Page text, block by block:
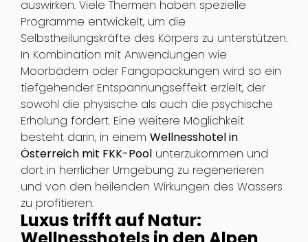
auswirken. Viele Thermen haben spezielle
Programme entwickelt, um die
Selbstheilungskräfte des Körpers zu unterstützen.
In Kombination mit Anwendungen wie
Moorbädern oder Fangopackungen wird so ein
tiefgehender Entspannungseffekt erzielt, der
sowohl die physische als auch die psychische
Erholung fördert. Eine weitere Möglichkeit
besteht darin, in einem Wellnesshotel in
Österreich mit FKK-Poolunterzukommen und
dort in herrlicher Umgebung zu regenerieren
und von den heilenden Wirkungen des Wassers
zu profitieren.
Luxus trifft auf Natur: